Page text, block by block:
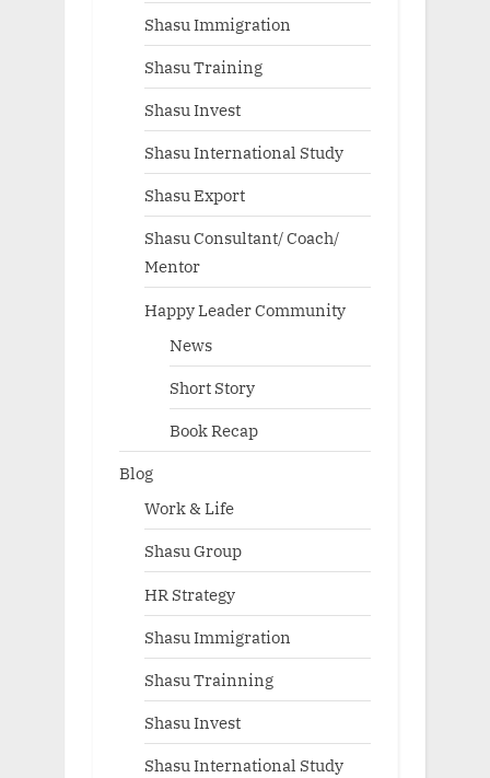
Shasu Immigration
Shasu Training
Shasu Invest
Shasu International Study
Shasu Export
Shasu Consultant/ Coach/
Mentor
Happy Leader Community
News
Short Story
Book Recap
Blog
Work & Life
Shasu Group
HR Strategy
Shasu Immigration
Shasu Trainning
Shasu Invest
Shasu International Study